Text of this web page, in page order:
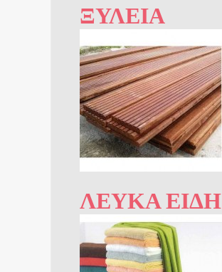
ΞΥΛΕΊΑ
ΛΕΥΚΆ ΕΊΔΗ